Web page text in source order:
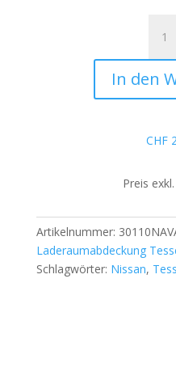
für
(kein
D/C
In den
CHF
Preis
Artikelnummer:
Laderaumabdeckung
Schlagwörter: Nissan,